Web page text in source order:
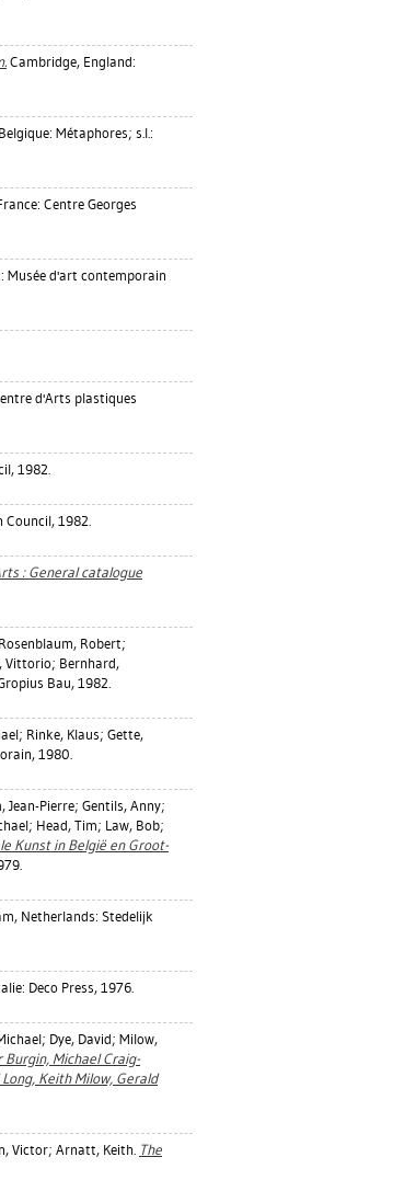
Cambridge, England:
Métaphores; s.l.:
Centre Georges
Musée d'art contemporain
d'Arts plastiques
1982.
Council, 1982.
: General catalogue
Rosenblaum, Robert;
Vittorio; Bernhard,
Bau, 1982.
; Rinke, Klaus; Gette,
1980.
Jean-Pierre; Gentils, Anny;
; Head, Tim; Law, Bob;
Kunst in België en Groot-
Netherlands: Stedelijk
Deco Press, 1976.
; Dye, David; Milow,
Michael Craig-
Keith Milow, Gerald
Victor; Arnatt, Keith. The